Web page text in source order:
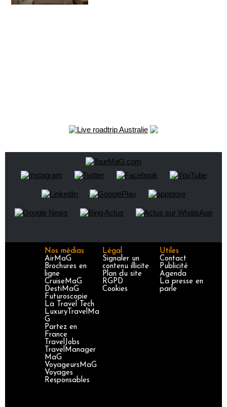
Nos médias
AirMaG
Brochures en
ligne
CruiseMaG
DestiMaG
Futuroscopie
La Travel Tech
LuxuryTravelMa
G
Partez en
France
TravelJobs
TravelManager
MaG
VoyageursMaG
Voyages
Responsables
Légal
Signaler un
contenu illicite
Plan du site
RGPD
Cookies
Utiles
Contact
Publicité
Agenda
La presse en
parle